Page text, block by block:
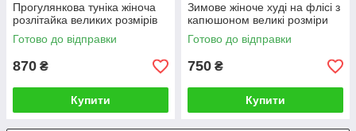
Прогулянкова туніка жіноча
розлітайка великих розмірів
Готово до відправки
870 ₴
Купити
Зимове жіноче худі на флісі з
капюшоном великі розміри
Готово до відправки
750 ₴
Купити